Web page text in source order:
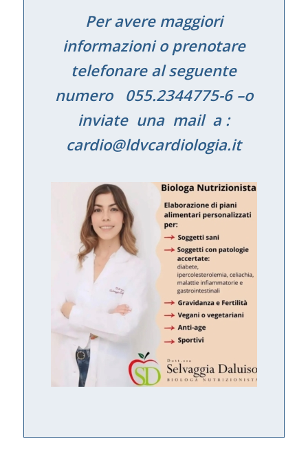
Per avere maggiori
informazioni o prenotare
telefonare al seguente
numero 055.2344775-6 –o
inviate una mail a :
cardio@ldvcardiologia.it